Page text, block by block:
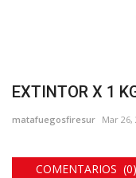
EXTINTOR X 1
matafuegosfiresur Mar 26,
COMENTARIOS (0)